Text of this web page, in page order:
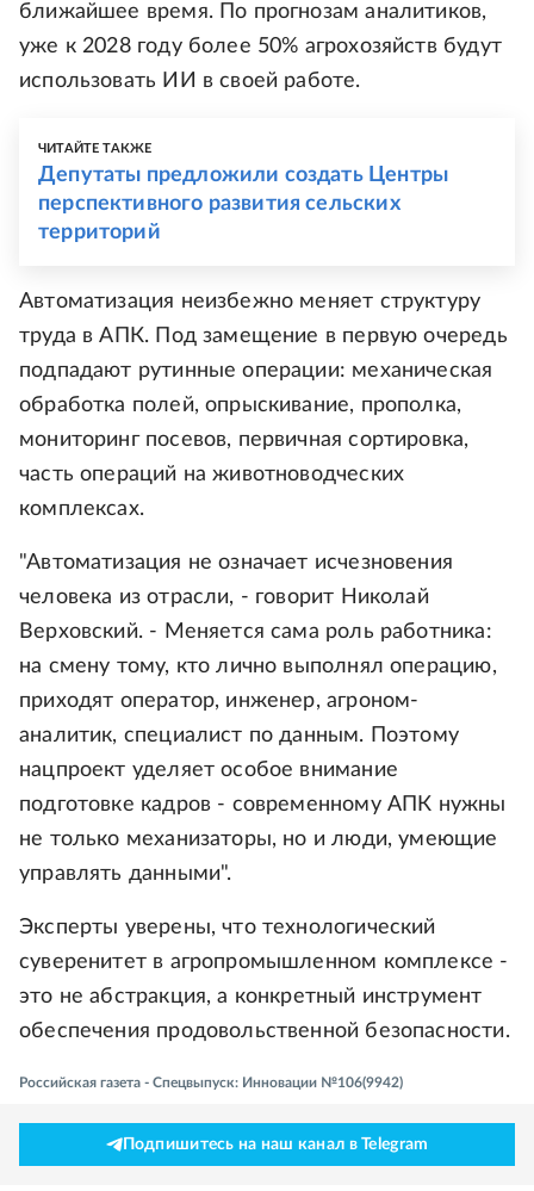
ближайшее время. По прогнозам аналитиков,
уже к 2028 году более 50% агрохозяйств будут
использовать ИИ в своей работе.
ЧИТАЙТЕ ТАКЖЕ
Депутаты предложили создать Центры
перспективного развития сельских
территорий
Автоматизация неизбежно меняет структуру
труда в АПК. Под замещение в первую очередь
подпадают рутинные операции: механическая
обработка полей, опрыскивание, прополка,
мониторинг посевов, первичная сортировка,
часть операций на животноводческих
комплексах.
"Автоматизация не означает исчезновения
человека из отрасли, - говорит Николай
Верховский. - Меняется сама роль работника:
на смену тому, кто лично выполнял операцию,
приходят оператор, инженер, агроном-
аналитик, специалист по данным. Поэтому
нацпроект уделяет особое внимание
подготовке кадров - современному АПК нужны
не только механизаторы, но и люди, умеющие
управлять данными".
Эксперты уверены, что технологический
суверенитет в агропромышленном комплексе -
это не абстракция, а конкретный инструмент
обеспечения продовольственной безопасности.
Российская газета - Спецвыпуск: Инновации №106(9942)
Подпишитесь на наш канал в Telegram